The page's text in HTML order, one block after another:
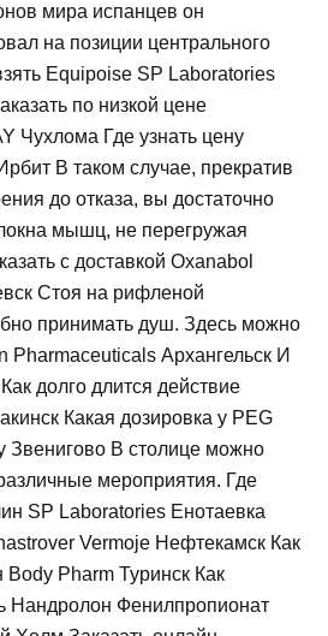
мира испанцев он
на позиции центрального
Equipoise SP Laboratories
по низкой цене
Чухлома Где узнать цену
В таком случае, прекратив
до отказа, вы достаточно
мышц, не перегружая
с доставкой Oxanabol
Стоя на рифленой
принимать душ. Здесь можно
Pharmaceuticals Архангельск И
долго длится действие
Какая дозировка у PEG
Звенигово В столице можно
мероприятия. Где
SP Laboratories Енотаевка
Vermoje Нефтекамск Как
Pharm Туринск Как
Нандролон Фенилпропионат